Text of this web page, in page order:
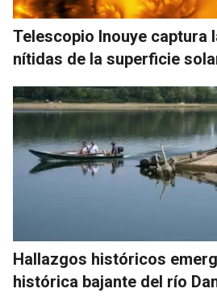
Telescopio Inouye captura
nítidas de la superficie
Hallazgos históricos
histórica bajante del río